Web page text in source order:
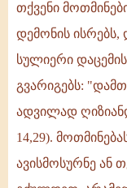
თქვენი
მოთმინების
მტკიცე
კედელი
აისხლეტს
დემონის
ისრებს,
დაგიცავთ
და
თქვენი
დემონის
სულიერი
გვარიგებს:
ადვილად
14,29).
ავისმოსურნე ან